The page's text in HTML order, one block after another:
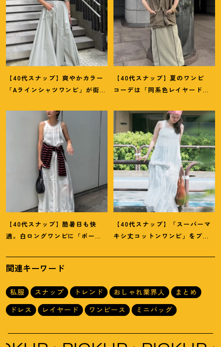
【40代スナップ】爽やかカラー
「Aラインシャツワンピ」が街で
さん
【40代スナップ】夏のワンピ
コーデは「同系色レイヤード」
さん
【40代スナップ】酷暑日も快
適。白ロングワンピに「ボー
美緒さん
【40代スナップ】「スーパーマ
キシ丈コットンワンピ」をブラ
さん
関連キーワード
私服 スナップ トレンド おしゃれ業界人
まとめ
ドレス
レイヤード ワンピース ミニバッグ